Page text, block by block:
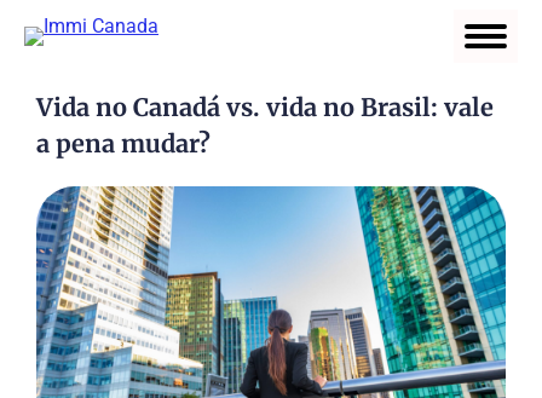
Vida no Canadá vs. vida no Brasil: vale
a pena mudar?